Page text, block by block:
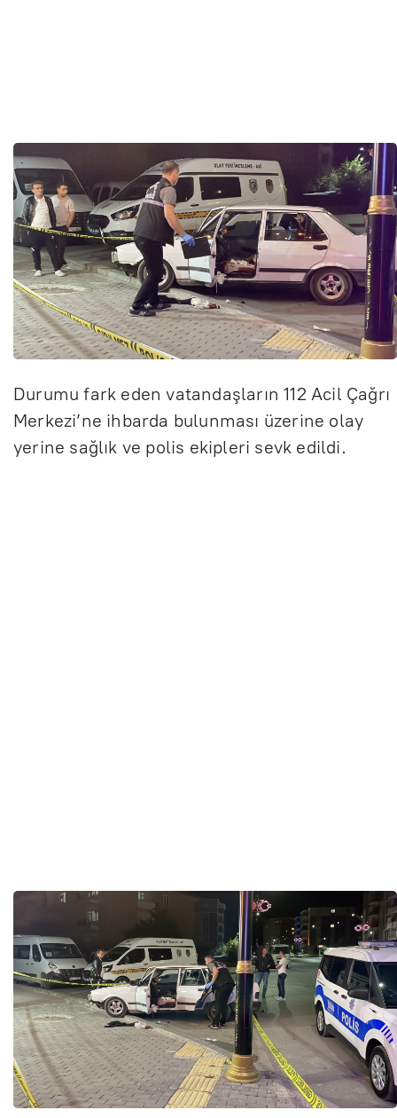
Durumu fark eden vatandaşların 112 Acil Çağrı
Merkezi’ne ihbarda bulunması üzerine olay
yerine sağlık ve polis ekipleri sevk edildi.